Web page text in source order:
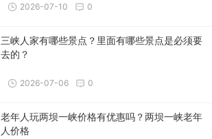
0
2026-07-10
三峡人家有哪些景点？里面有哪些景点是必须要
去的？
0
2026-07-06
老年人玩两坝一峡价格有优惠吗？两坝一峡老年
人价格